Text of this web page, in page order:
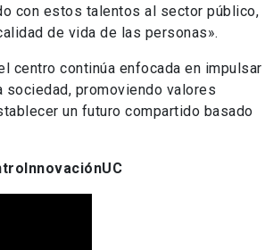
con estos talentos al sector público,
de vida de las personas».
centro continúa enfocada en impulsar
sociedad, promoviendo valores
un futuro compartido basado